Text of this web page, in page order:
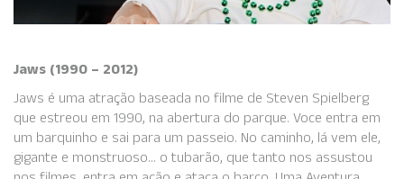
Jaws (1990 – 2012)
Jaws é uma atração baseada no filme de Steven Spielberg
que estreou em 1990, na abertura do parque. Voce entra em
um barquinho e sai para um passeio. No caminho, lá vem ele,
gigante e monstruoso… o tubarão, que tanto nos assustou